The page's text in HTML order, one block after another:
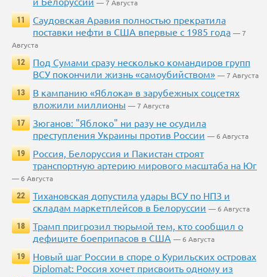
— 7 Августа
11
Саудовская Аравия полностью прекратила
поставки нефти в США впервые с 1985 года — 7
Августа
12
Под Сумами сразу несколько командиров групп
ВСУ покончили жизнь «самоубийством» — 7 Августа
13
В кампанию «Яблока» в зарубежных соцсетях
вложили миллионы — 7 Августа
17
Зюганов: "Яблоко" ни разу не осудила
преступления Украины против России — 6 Августа
19
Россия, Белоруссия и Пакистан строят
транспортную артерию мирового масштаба на Юг
— 6 Августа
22
Тихановская допустила удары ВСУ по НПЗ и
складам маркетплейсов в Белоруссии — 6 Августа
18
Трамп пригрозил тюрьмой тем, кто сообщил о
дефиците боеприпасов в США — 6 Августа
19
Новый шаг России в споре о Курильских островах
Diplomat: Россия хочет присвоить одному из